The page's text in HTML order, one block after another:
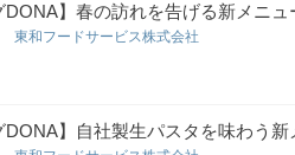
DONA】春の訪れを告げる新メニ
東和フードサービス株式会社
DONA】自社製生パスタを味わう新